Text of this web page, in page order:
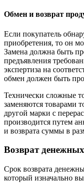
Обмен и возврат
Если покупатель
приобретения, то он
Замена должна быть
предъявления
экспертиза на
обмен должен быть
Технически сложные
заменяются товарами
другой марки с
производится путем
и возврата суммы в
Возврат денежных
Срок возврата
который изначально